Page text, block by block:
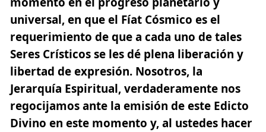
universal, en que el Fíat Cósmico es el
requerimiento de que a cada uno de tales
Seres Crísticos se les dé plena liberación y
libertad de expresión. Nosotros, la
Jerarquía Espiritual, verdaderamente nos
regocijamos ante la emisión de este Edicto
Divino en este momento y, al ustedes hacer